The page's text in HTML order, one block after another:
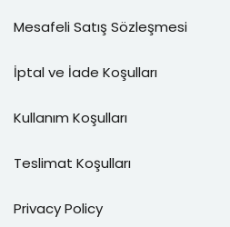
Mesafeli Satış Sözleşmesi
İptal ve İade Koşulları
Kullanım Koşulları
Teslimat Koşulları
Privacy Policy